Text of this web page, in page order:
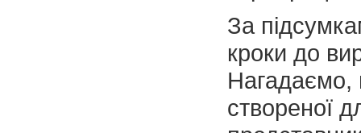
За
кроки до
Нагадаємо,
створеної